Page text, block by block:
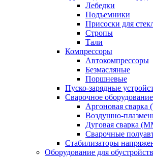
Лебедки
Подъемники
Присоски для
Стропы
Тали
Компрессоры
Автокомпрессоры
Безмасляные
Поршневые
Пуско-зарядные
Сварочное оборудование
Аргоновая сварка
Воздушно-
Дуговая сварка
Сварочные
Стабилизаторы
Оборудование для